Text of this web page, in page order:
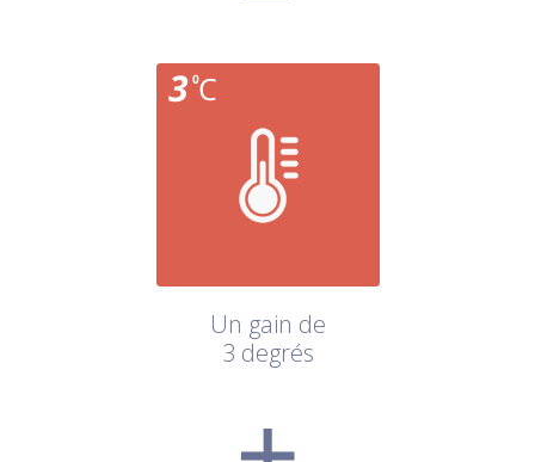
Un gain de
3 degrés